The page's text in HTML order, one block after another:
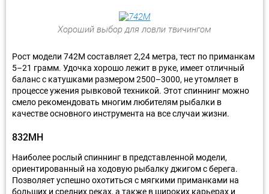
Хороший выбор для ловли твичингом
Рост модели 742М составляет 2,24 метра, тест по приманкам
5–21 грамм. Удочка хорошо лежит в руке, имеет отличный
баланс с катушками размером 2500–3000, не утомляет в
процессе ужения рывковой техникой. Этот спиннинг можно
смело рекомендовать многим любителям рыбалки в
качестве основного инструмента на все случаи жизни.
832MH
Наиболее рослый спиннинг в представленной модели,
ориентированный на ходовую рыбалку джигом с берега.
Позволяет успешно охотиться с мягкими приманками на
больших и средних реках, а также в широких карьерах и